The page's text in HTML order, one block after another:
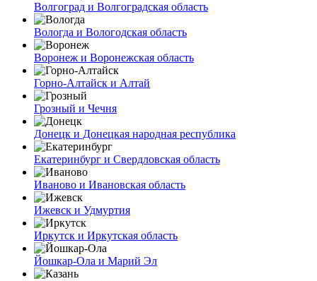
Волгоград и Волгоградская область
Вологда и Вологодская область
Воронеж и Воронежская область
Горно-Алтайск и Алтай
Грозный и Чечня
Донецк и Донецкая народная республика
Екатеринбург и Свердловская область
Иваново и Ивановская область
Ижевск и Удмуртия
Иркутск и Иркутская область
Йошкар-Ола и Марий Эл